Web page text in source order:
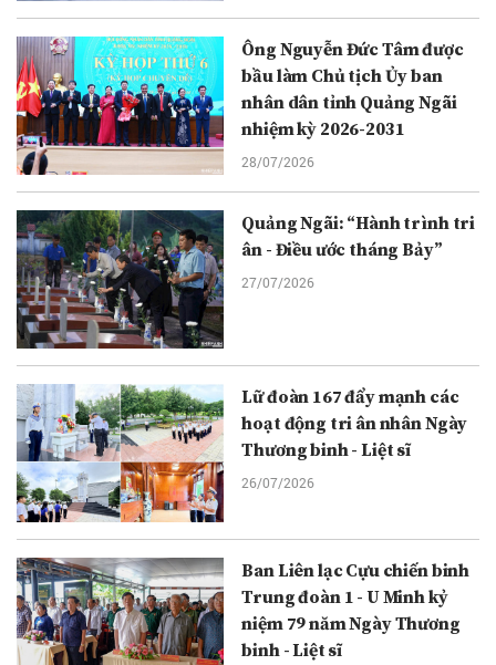
Ông Nguyễn Đức Tâm được
bầu làm Chủ tịch Ủy ban
nhân dân tỉnh Quảng Ngãi
nhiệm kỳ 2026-2031
28/07/2026
Quảng Ngãi: “Hành trình tri
ân - Điều ước tháng Bảy”
27/07/2026
Lữ đoàn 167 đẩy mạnh các
hoạt động tri ân nhân Ngày
Thương binh - Liệt sĩ
26/07/2026
Ban Liên lạc Cựu chiến binh
Trung đoàn 1 - U Minh kỷ
niệm 79 năm Ngày Thương
binh - Liệt sĩ